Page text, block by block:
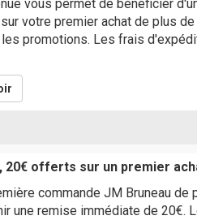
vous permet de bénéficier
votre premier achat de plus
promotions. Les frais
20€ offerts sur un premier
commande JM Bruneau de
une remise immédiate de 20€.